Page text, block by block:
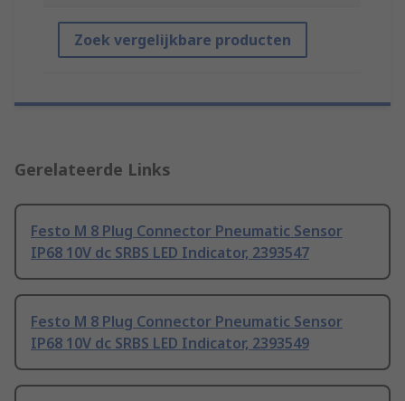
Zoek vergelijkbare producten
Gerelateerde Links
Festo M 8 Plug Connector Pneumatic Sensor
IP68 10V dc SRBS LED Indicator, 2393547
Festo M 8 Plug Connector Pneumatic Sensor
IP68 10V dc SRBS LED Indicator, 2393549